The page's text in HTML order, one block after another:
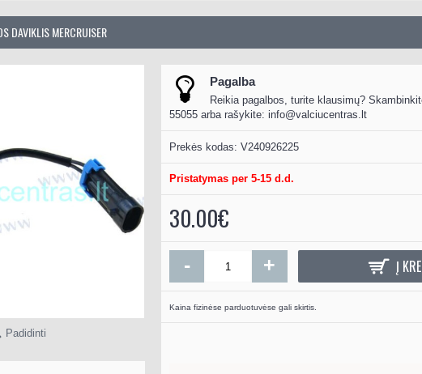
DAVIKLIS MERCRUISER
Padidinti
Pagalba
Reikia pagalbos, turite klausimų?
55055 arba rašykite: info@valciucentras.lt
Prekės kodas: V240926225
Pristatymas per 5-15 d.d.
30.00€
- + Į
Kaina fizinėse parduotuvėse gali skirtis.